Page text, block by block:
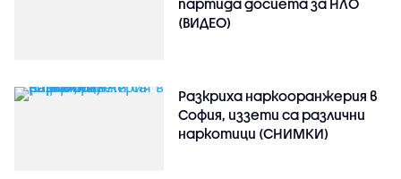
партида досиета за НЛО
(ВИДЕО)
Разкриха наркооранжерия в
София, иззети са различни
наркотици (СНИМКИ)